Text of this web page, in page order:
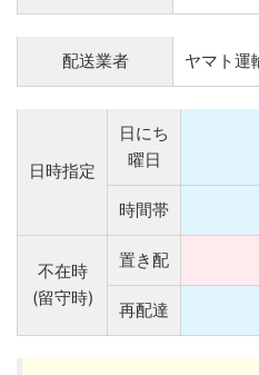
配送業者 ヤマト運
日時指定
日にち
曜日
時間帯
不在時
(留守時)
置き配
再配達